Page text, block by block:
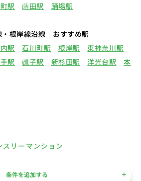
駅 蒔田駅 踊場駅
根岸線沿線 おすすめ駅
駅 石川町駅 根岸駅
東神奈川駅
駅 磯子駅 新杉田駅 洋光台駅
本
リーマンション
条件を追加する